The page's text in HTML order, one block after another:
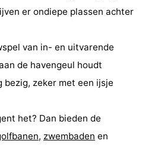
er ondiepe plassen achter
van in- en uitvarende
de havengeul houdt
bezig, zeker met een ijsje
het? Dan bieden de
, zwembaden en